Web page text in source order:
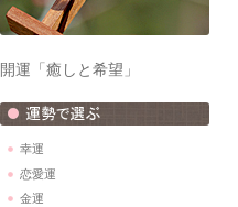
開運「癒しと希望」
幸運
恋愛運
金運